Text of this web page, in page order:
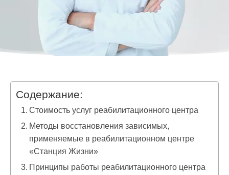
Содержание:
Стоимость услуг реабилитационного центра
Методы восстановления зависимых,
применяемые в реабилитационном центре
«Станция Жизни»
Принципы работы реабилитационного центра